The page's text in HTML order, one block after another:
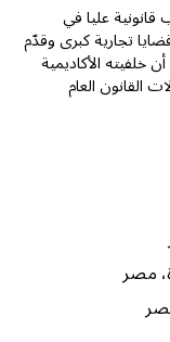
عليا في
تجارية كبرى وقدّم
خلفيته الأكاديمية
القانون العام
مصر